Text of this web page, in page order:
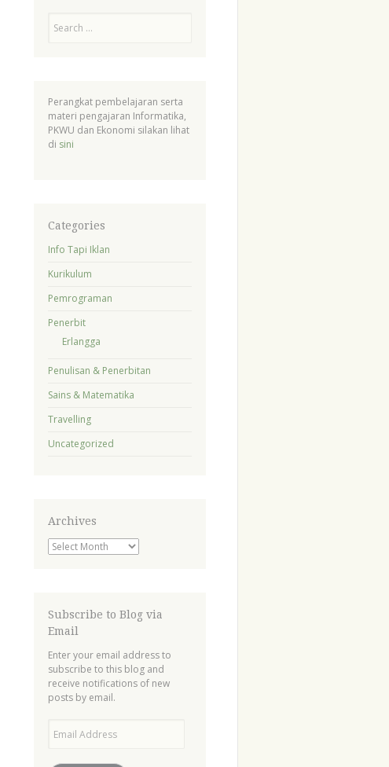
Perangkat pembelajaran serta
materi pengajaran Informatika,
PKWU dan Ekonomi silakan lihat
di sini
Categories
Info Tapi Iklan
Kurikulum
Pemrograman
Penerbit
Erlangga
Penulisan & Penerbitan
Sains & Matematika
Travelling
Uncategorized
Archives
Archives
Subscribe to Blog via
Email
Enter your email address to
subscribe to this blog and
receive notifications of new
posts by email.
Address